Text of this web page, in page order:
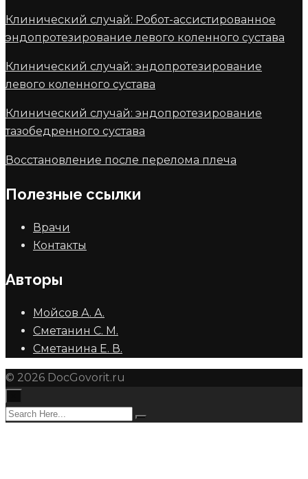
Клинический случай: Робот-ассистированное
эндопротезирование левого коленного сустава
Клинический случай: эндопротезирование
левого коленного сустава
Клинический случай: эндопротезирование
тазобедренного сустава
Восстановление после перелома плеча
Полезные ссылки
Врачи
Контакты
Авторы
Мойсов А. А.
Сметанин С. М.
Сметанина Е. В.
© 2026 DocGovorit.ru